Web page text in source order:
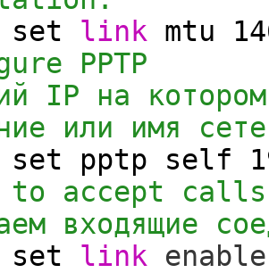
set
link mtu
PPTP
IP на
или имя
set pptp self
to accept calls
входящие
set
link enable